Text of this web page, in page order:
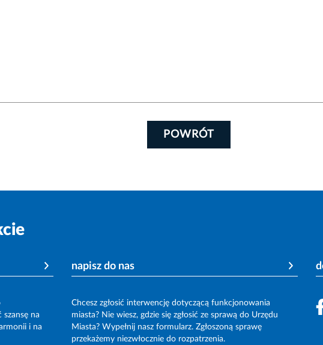
POWRÓT
na
i na
napisz do nas
Chcesz zgłosić interwencję dotyczącą funkcjonowania
miasta? Nie wiesz, gdzie się zgłosić ze sprawą do Urzędu
Miasta? Wypełnij nasz formularz. Zgłoszoną sprawę
przekażemy niezwłocznie do rozpatrzenia.